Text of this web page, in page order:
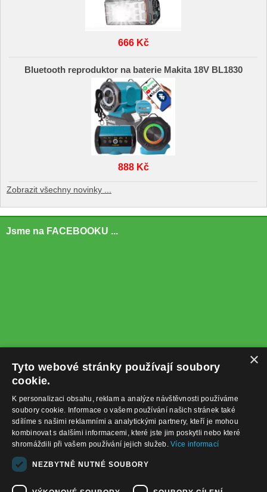
666 Kč
Bluetooth reproduktor na baterie Makita 18V BL1830
888 Kč
Zobrazit všechny novinky ...
Jsme na FACEBOOKU ...
+420732122225
obchod@baterie-nabijecka.cz
×
Tyto webové stránky používají soubory
cookie.
K personalizaci obsahu, reklam a analýze návštěvnosti používáme
soubory cookie. Informace o vašem používání našich stránek také
sdílíme s našimi reklamními a analytickými partnery, kteří je mohou
kombinovat s dalšími informacemi, které jste jim poskytli nebo které
shromáždili při vašem používání jejich služeb.Více informací
NEZBYTNĚ NUTNÉ SOUBORY